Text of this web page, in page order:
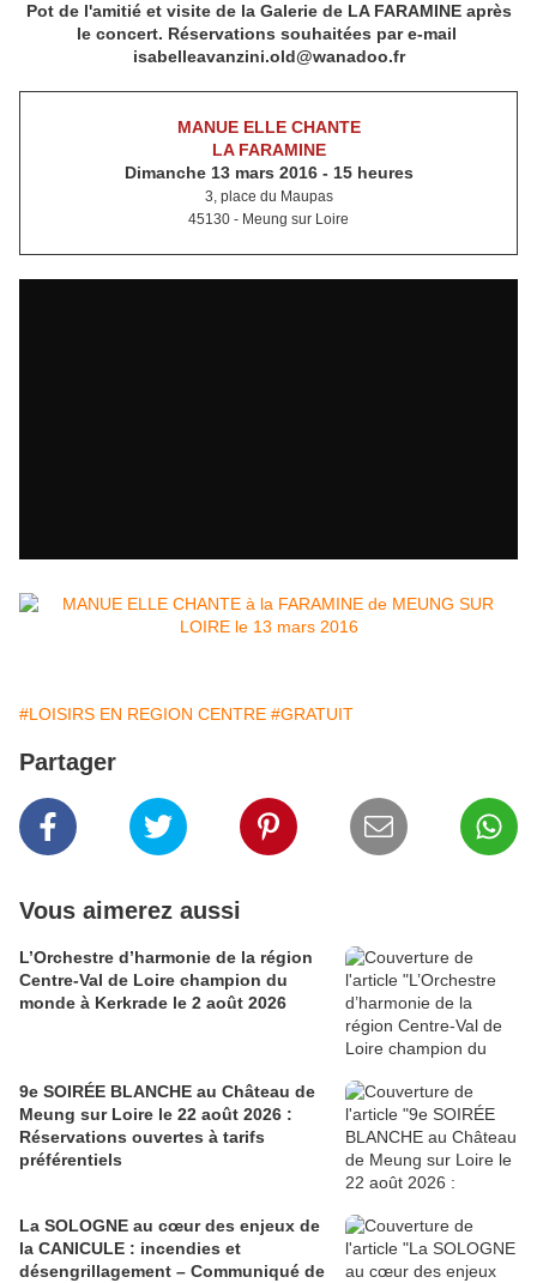
Pot de l'amitié et visite de la Galerie de LA FARAMINE après
le concert. Réservations souhaitées par e-mail
isabelleavanzini.old@wanadoo.fr
MANUE ELLE CHANTE
LA FARAMINE
Dimanche 13 mars 2016 - 15 heures
3, place du Maupas
45130 - Meung sur Loire
#LOISIRS EN REGION CENTRE #GRATUIT
Partager
Vous aimerez aussi
L’Orchestre d’harmonie de la région
Centre-Val de Loire champion du
monde à Kerkrade le 2 août 2026
9e SOIRÉE BLANCHE au Château de
Meung sur Loire le 22 août 2026 :
Réservations ouvertes à tarifs
préférentiels
La SOLOGNE au cœur des enjeux de
la CANICULE : incendies et
désengrillagement – Communiqué de